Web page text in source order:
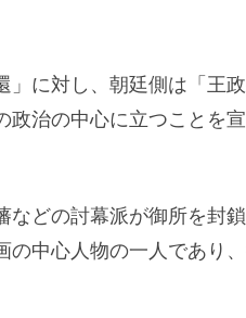
に対し、朝廷側は「王
治の中心に立つことを
どの討幕派が御所を封
中心人物の一人であり